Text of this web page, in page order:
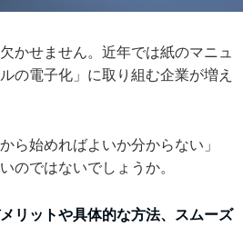
かせません。近年では紙のマニュ
の電子化」に取り組む企業が増え
ら始めればよいか分からない」
のではないでしょうか。
リットや具体的な方法、スムーズ